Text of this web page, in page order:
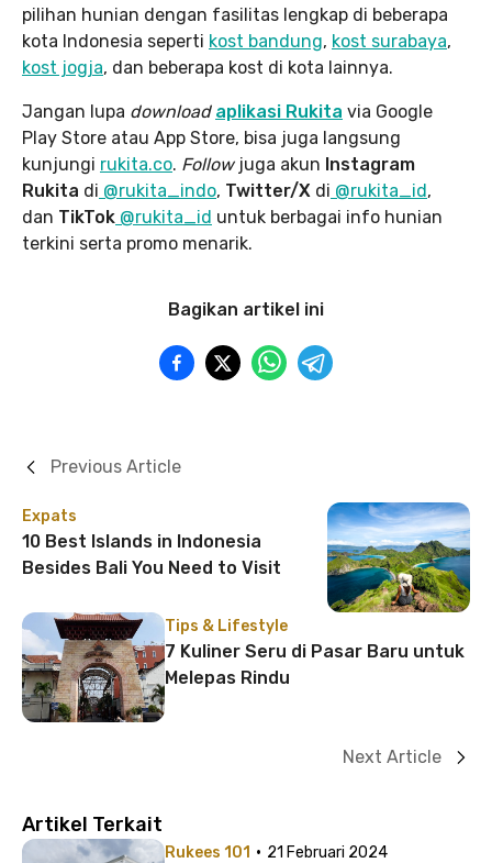
pilihan hunian dengan fasilitas lengkap di beberapa
kota Indonesia seperti kost bandung, kost surabaya,
kost jogja, dan beberapa kost di kota lainnya.
Jangan lupa download aplikasi Rukita via Google
Play Store atau App Store, bisa juga langsung
kunjungi rukita.co. Followjuga akun Instagram
Rukita di @rukita_indo, Twitter/X di @rukita_id,
dan TikTok @rukita_id untuk berbagai info hunian
terkini serta promo menarik.
Bagikan artikel ini
Expats
10 Best Islands in Indonesia
Besides Bali You Need to Visit
Previous Article
Tips & Lifestyle
7 Kuliner Seru di Pasar Baru untuk
Melepas Rindu
Next Article
Artikel Terkait
Rukees 101 · 21 Februari 2024